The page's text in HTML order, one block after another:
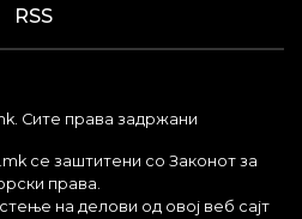
RSS
Сите права задржани
се заштитени со Законот за
права.
на делови од овој веб сајт